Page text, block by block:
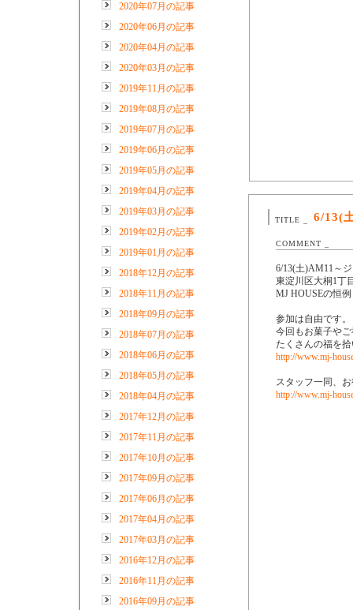
2020年07月の記事
2020年06月の記事
2020年04月の記事
2020年03月の記事
2019年11月の記事
2019年08月の記事
2019年07月の記事
2019年06月の記事
2019年05月の記事
2019年04月の記事
2019年03月の記事
2019年02月の記事
2019年01月の記事
2018年12月の記事
2018年11月の記事
2018年09月の記事
2018年07月の記事
2018年06月の記事
2018年05月の記事
2018年04月の記事
2017年12月の記事
2017年11月の記事
2017年10月の記事
2017年09月の記事
2017年06月の記事
2017年04月の記事
2017年03月の記事
2016年12月の記事
2016年11月の記事
2016年09月の記事
TITLE _ 6/13(
COMMENT _
6/13(土)AM11～
東淀川区大桐1丁
MJ HOUSEの恒
参加は自由です。
今回もお菓子や
たくさんの福を
http://www.mj-
スタッフ一同、
http://www.mj-